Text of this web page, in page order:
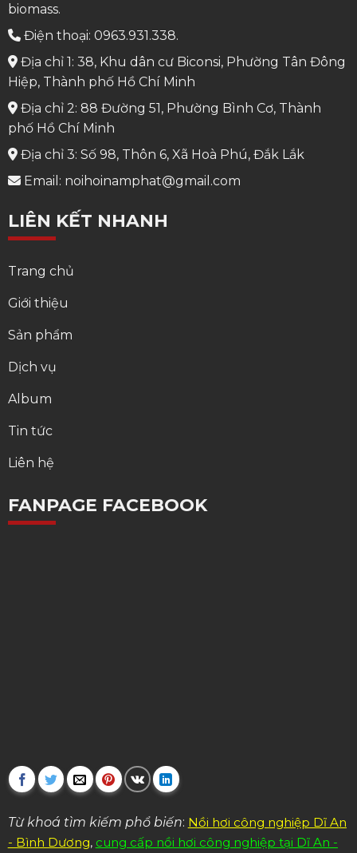
biomass.
Điện thoại: 0963.931.338.
Địa chỉ 1: 38, Khu dân cư Biconsi, Phường Tân Đông
Hiệp, Thành phố Hồ Chí Minh
Địa chỉ 2: 88 Đường 51, Phường Bình Cơ, Thành
phố Hồ Chí Minh
Địa chỉ 3: Số 98, Thôn 6, Xã Hoà Phú, Đắk Lắk
Email: noihoinamphat@gmail.com
LIÊN KẾT NHANH
Trang chủ
Giới thiệu
Sản phẩm
Dịch vụ
Album
Tin tức
Liên hệ
FANPAGE FACEBOOK
Từ khoá tìm kiếm phổ biến: Nồi hơi công nghiệp Dĩ An
- Bình Dương, cung cấp nồi hơi công nghiệp tại Dĩ An -